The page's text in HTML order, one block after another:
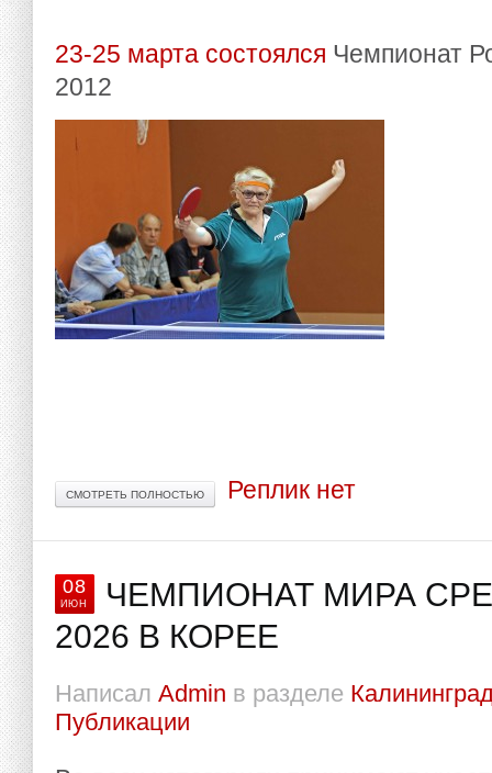
23-25 марта состоялся Чемпионат
2012
СМОТРЕТЬ ПОЛНОСТЬЮ Реплик нет
08
ИЮН
ЧЕМПИОНАТ МИРА
2026 В КОРЕЕ
Написал Admin в разделе
Публикации